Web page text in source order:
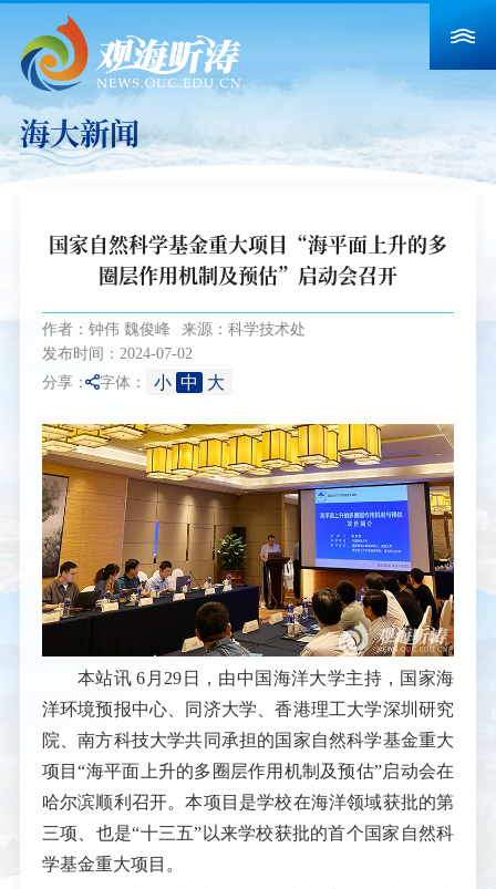
海大新闻
国家自然科学基金重大项目“海平面上升的多
圈层作用机制及预估”启动会召开
作者：钟伟 魏俊峰
来源：科学技术处
发布时间：2024-07-02
分享： 字体： 小 中 大
本站讯6月29日，由中国海洋大学主持，国家海
洋环境预报中心、同济大学、香港理工大学深圳研究
院、南方科技大学共同承担的国家自然科学基金重大
项目“海平面上升的多圈层作用机制及预估”启动会在
哈尔滨顺利召开。本项目是学校在海洋领域获批的第
三项、也是“十三五”以来学校获批的首个国家自然科
学基金重大项目。